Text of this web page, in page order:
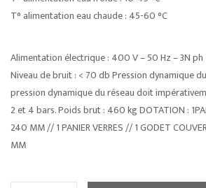
T° alimentation eau chaude : 45-60 °C
Alimentation électrique : 400 V – 50 Hz – 3N ph
Niveau de bruit : < 70 db Pression dynamique
pression dynamique du réseau doit
2 et 4 bars. Poids brut : 460 kg DOTATION :
240 MM // 1 PANIER VERRES // 1 GODET
MM